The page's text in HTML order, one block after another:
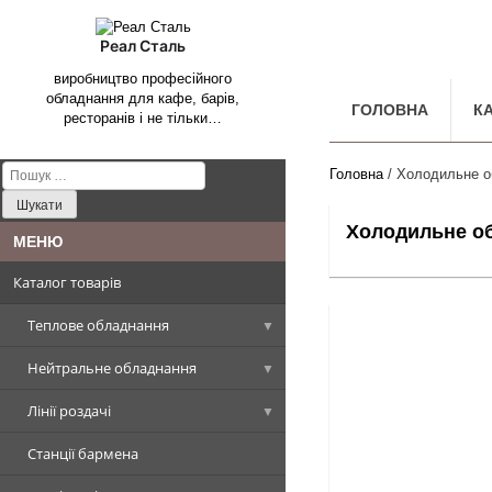
Реал Сталь
виробництво професійного
обладнання для кафе, барів,
ресторанів і не тільки…
Пошук:
Каталог товарів
Теплове обладнання
Котли харчоварильні
Котел харчоварильний
Плити промислові
Плити стандарт
Сковороди промислові
Нейтральне обладнання
Столи, Стіл-ванни, Стіл-тумби
Столи виробничі
Стелажі виробничі
Лінії роздачі
Вітрини холодильні
Станції бармена
ГОЛОВНА
Головна/ Холодильне
Холодильне